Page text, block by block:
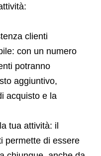
clienti
con un numero
potranno
aggiuntivo,
acquisto e la
tua attività: il
permette di essere